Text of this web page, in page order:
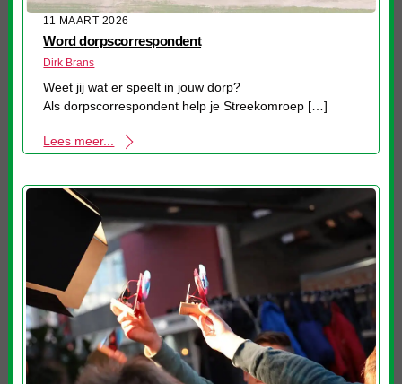
11 MAART 2026
Word dorpscorrespondent
Dirk Brans
Weet jij wat er speelt in jouw dorp?
Als dorpscorrespondent help je Streekomroep […]
Lees meer...